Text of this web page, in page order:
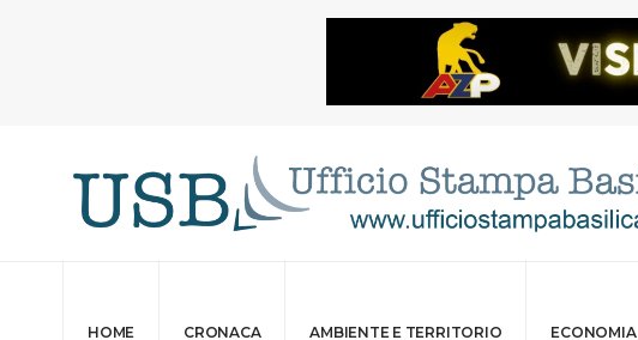
HOME CRONACA AMBIENTE E TERRITORIO ECONOMIA